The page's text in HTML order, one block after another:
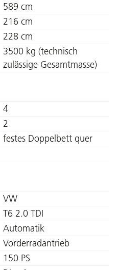
589 cm
216 cm
228 cm
3500 kg (technisch
zulässige Gesamtmasse)
4
2
festes Doppelbett quer
VW
T6 2.0 TDI
Automatik
Vorderradantrieb
150 PS